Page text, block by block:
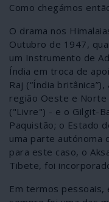
Como chegámos
O drama nos
Outubro de 1947,
um Instrumento de
Índia em troca de
Raj (“Índia
região Oeste e Norte
("Livre") - e o Gilgit-
Paquistão; o Estado
uma parte autónoma
para este caso, o
Tibete, foi
Em termos